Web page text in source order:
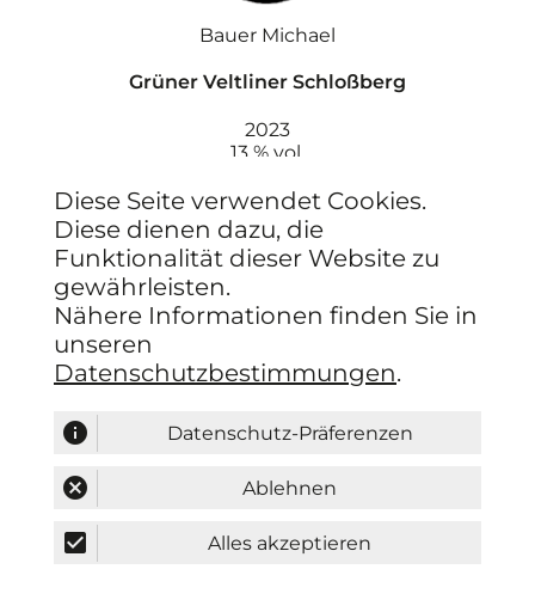
Bauer Michael
Grüner Veltliner Schloßberg
2023
13 % vol.
Lage:Schloßberg Wagram DAC
€12,00
Diese Seite verwendet Cookies.
Diese dienen dazu, die
Funktionalität dieser Website zu
gewährleisten.
Nähere Informationen finden Sie in
unseren
Datenschutzbestimmungen.
info Datenschutz-Präferenzen
cancel Ablehnen
check_box Alles akzeptieren